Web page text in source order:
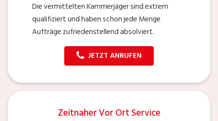
Die vermittelten Kammerjäger sind extrem
qualifiziert und haben schon jede Menge
Aufträge zufriedenstellend absolviert.
JETZT ANRUFEN
Zeitnaher Vor Ort Service